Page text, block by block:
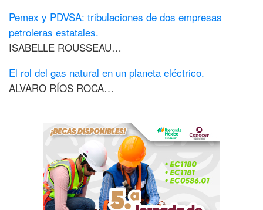
Pemex y PDVSA: tribulaciones de dos empresas
petroleras estatales.
ISABELLE ROUSSEAU…
El rol del gas natural en un planeta eléctrico.
ALVARO RÍOS ROCA…